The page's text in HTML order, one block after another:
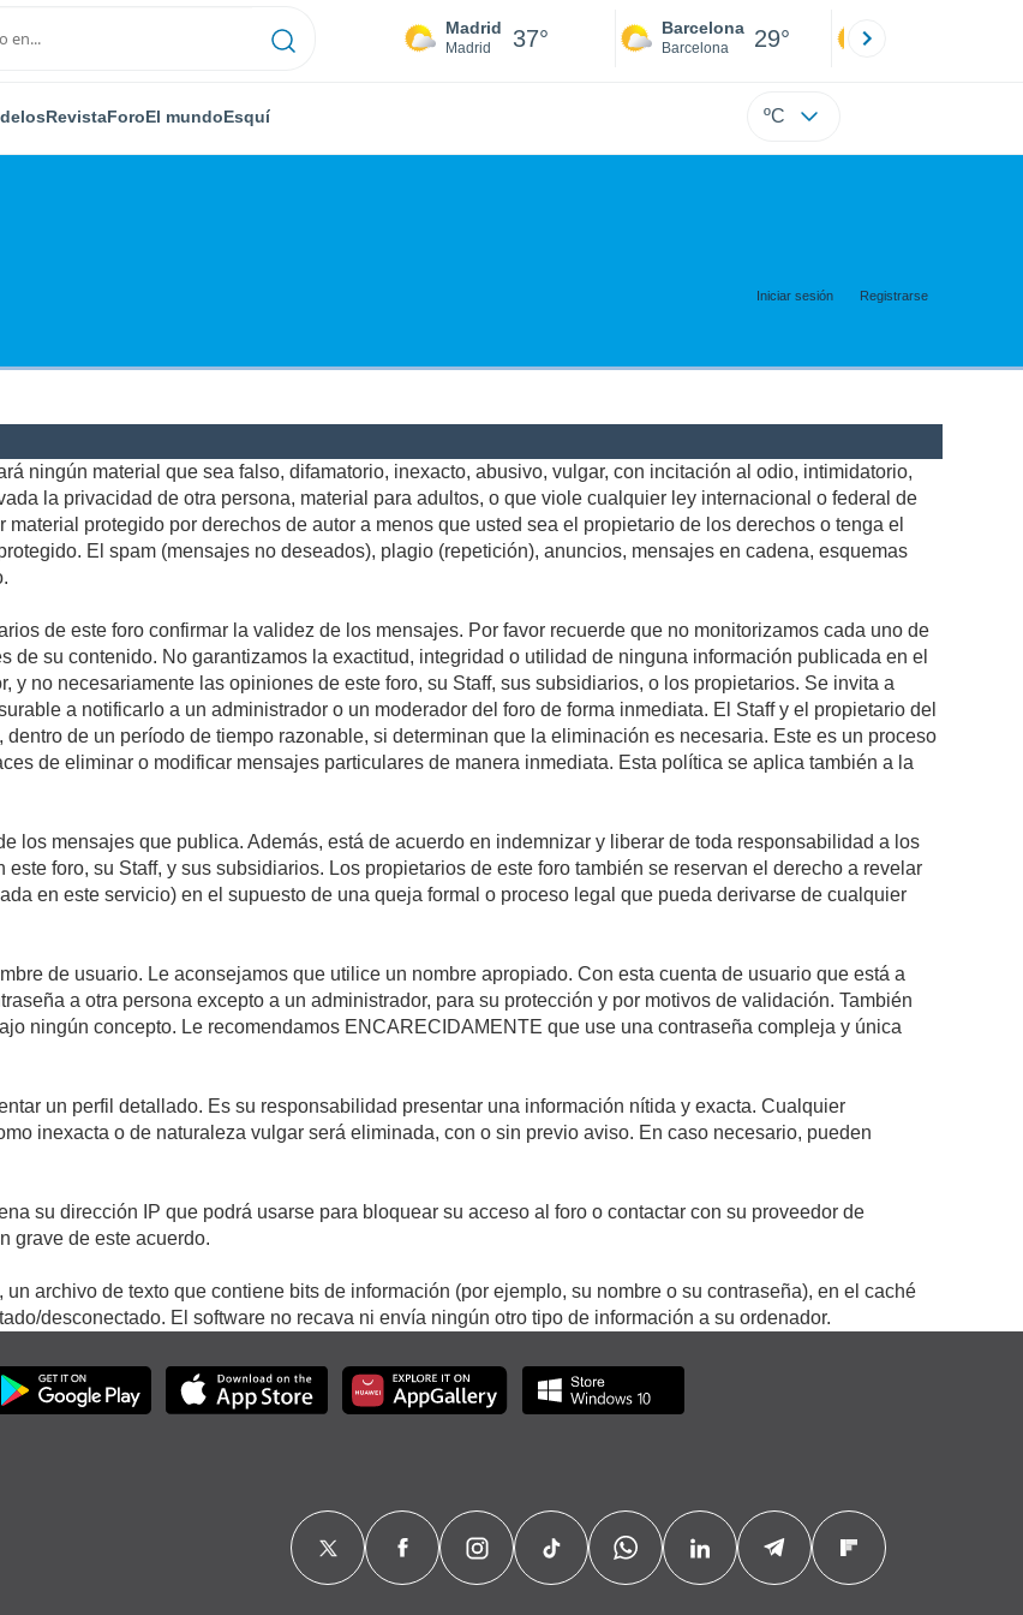
Madrid
Madrid 37° Barcelona
Barcelona 29°
RevistaForoEl mundoEsquí ºC
Iniciar sesión Registrarse
ningún material que sea falso, difamatorio, inexacto, abusivo, vulgar, con incitación al odio, intimidatorio,
la privacidad de otra persona, material para adultos, o que viole cualquier ley internacional o federal de
protegido por derechos de autor a menos que usted sea el propietario de los derechos o tenga el
El spam (mensajes no deseados), plagio (repetición), anuncios, mensajes en cadena, esquemas
de este foro confirmar la validez de los mensajes. Por favor recuerde que no monitorizamos cada uno de
de su contenido. No garantizamos la exactitud, integridad o utilidad de ninguna información publicada en el
y no necesariamente las opiniones de este foro, su Staff, sus subsidiarios, o los propietarios. Se invita a
a notificarlo a un administrador o un moderador del foro de forma inmediata. El Staff y el propietario del
de un período de tiempo razonable, si determinan que la eliminación es necesaria. Este es un proceso
de eliminar o modificar mensajes particulares de manera inmediata. Esta política se aplica también a la
los mensajes que publica. Además, está de acuerdo en indemnizar y liberar de toda responsabilidad a los
foro, su Staff, y sus subsidiarios. Los propietarios de este foro también se reservan el derecho a revelar
en este servicio) en el supuesto de una queja formal o proceso legal que pueda derivarse de cualquier
de usuario. Le aconsejamos que utilice un nombre apropiado. Con esta cuenta de usuario que está a
a otra persona excepto a un administrador, para su protección y por motivos de validación. También
ningún concepto. Le recomendamos ENCARECIDAMENTE que use una contraseña compleja y única
un perfil detallado. Es su responsabilidad presentar una información nítida y exacta. Cualquier
inexacta o de naturaleza vulgar será eliminada, con o sin previo aviso. En caso necesario, pueden
su dirección IP que podrá usarse para bloquear su acceso al foro o contactar con su proveedor de
grave de este acuerdo.
archivo de texto que contiene bits de información (por ejemplo, su nombre o su contraseña), en el caché
desconectado. El software no recava ni envía ningún otro tipo de información a su ordenador.